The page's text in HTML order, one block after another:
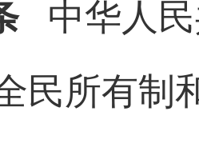
中华人
民所有制